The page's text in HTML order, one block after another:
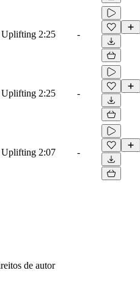
Uplifting 2:25 -
Uplifting 2:25 -
Uplifting 2:07 -
de autor